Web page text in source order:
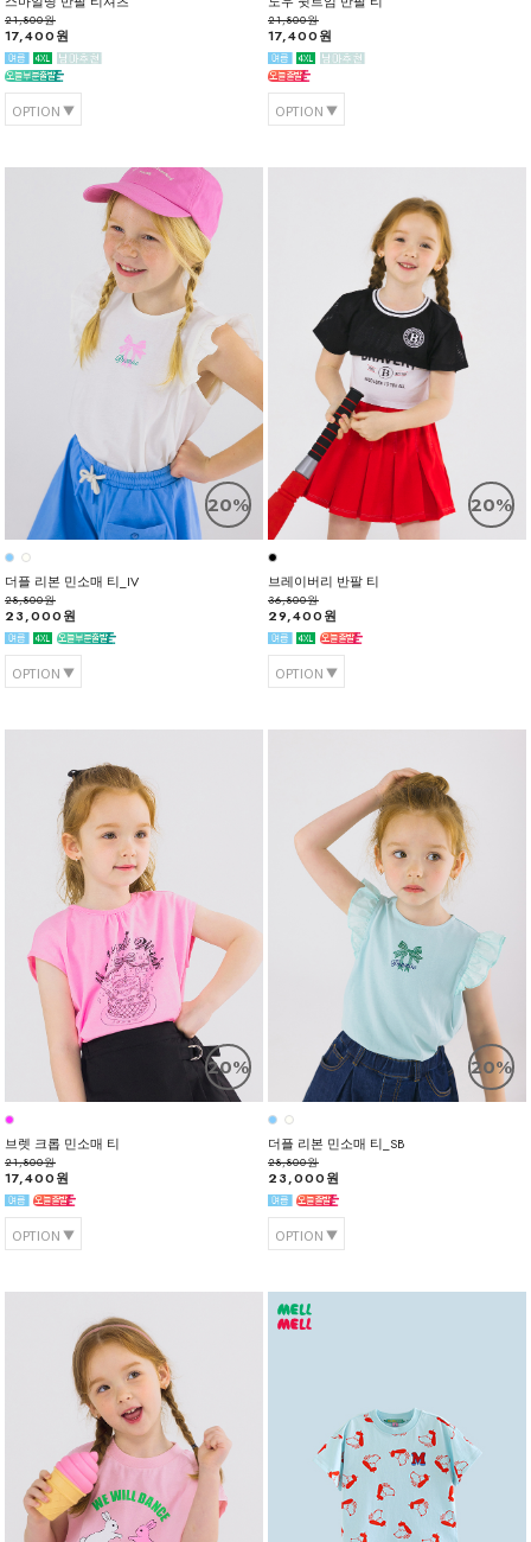
21,800원
17,400원
OPTION
21,800원
17,400원
OPTION
20%
더플 리본 민소매 티_IV
28,800원
23,000원
OPTION
20%
브레이버리 반팔 티
36,800원
29,400원
OPTION
20%
브렛 크롭 민소매 티
21,800원
17,400원
OPTION
20%
더플 리본 민소매 티_SB
28,800원
23,000원
OPTION